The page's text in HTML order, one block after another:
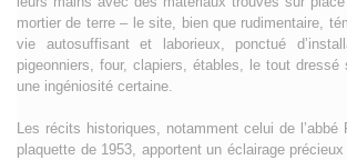
mortier de terre – le site, bien que rudimentaire,
vie autosuffisant et laborieux, ponctué
pigeonniers, four, clapiers, étables, le tout dressé
une ingéniosité certaine.
Les récits historiques, notamment celui de l’abbé
plaquette de 1953, apportent un éclairage